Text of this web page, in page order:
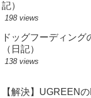
記）
198 views
ドッグフーディング
（日記）
138 views
【解決】UGREEN